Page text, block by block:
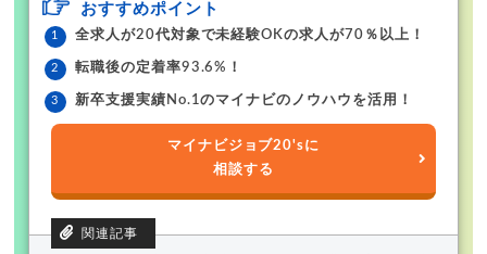
おすすめポイント
全求人が20代対象で未経験OKの求人が70％以上！
転職後の定着率93.6%！
新卒支援実績No.1のマイナビのノウハウを活用！
マイナビジョブ20'sに
相談する